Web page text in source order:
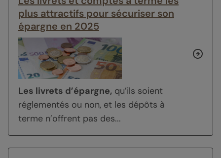
plus attractifs pour sécuriser son
épargne en 2025
Les livrets d’épargne, qu’ils soient
réglementés ou non, et les dépôts à
terme n’offrent pas des...